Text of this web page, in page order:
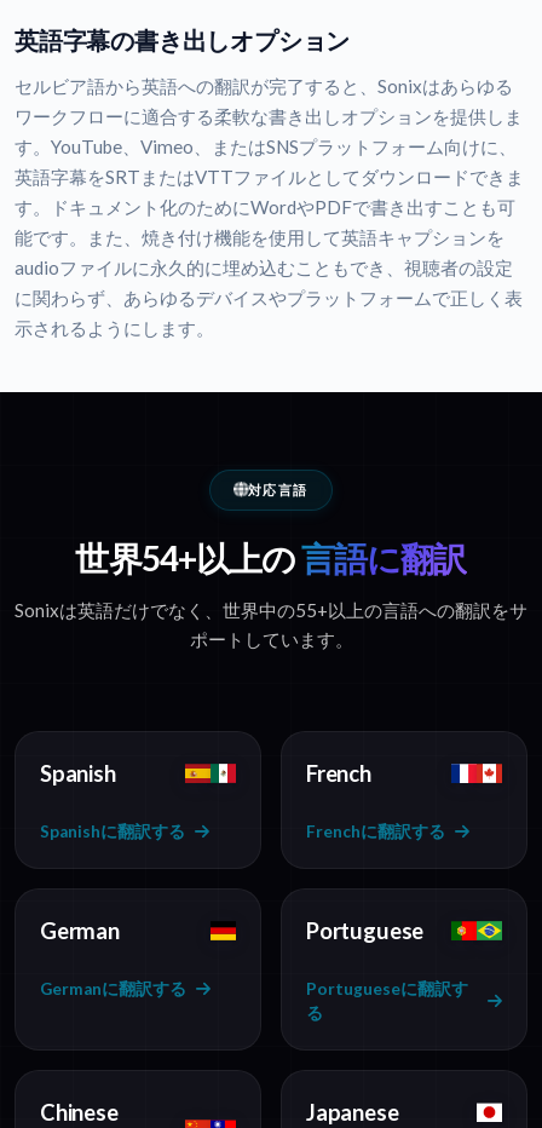
英語字幕の書き出しオプション
セルビア語から英語への翻訳が完了すると、Sonixはあらゆる
ワークフローに適合する柔軟な書き出しオプションを提供しま
す。YouTube、Vimeo、またはSNSプラットフォーム向けに、
英語字幕をSRTまたはVTTファイルとしてダウンロードできま
す。ドキュメント化のためにWordやPDFで書き出すことも可
能です。また、焼き付け機能を使用して英語キャプションを
audioファイルに永久的に埋め込むこともでき、視聴者の設定
に関わらず、あらゆるデバイスやプラットフォームで正しく表
示されるようにします。
対応言語
世界54+以上の言語に翻訳
Sonixは英語だけでなく、世界中の55+以上の言語への翻訳をサ
ポートしています。
Spanish
Spanishに翻訳する
French
Frenchに翻訳する
German
Germanに翻訳する
Portuguese
Portugueseに翻訳す
る
Chinese
Japanese